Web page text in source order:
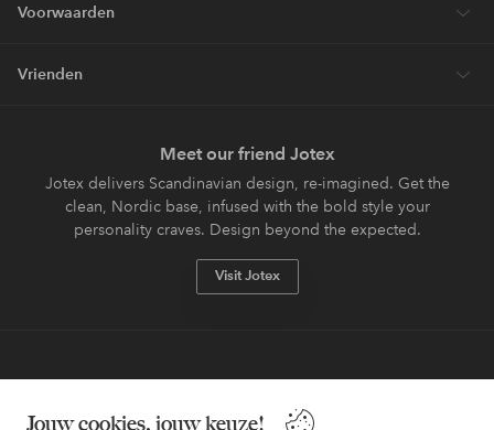
Jouw cookies, jouw keuze!
Voorwaarden
Vrienden
Meet our friend Jotex
Jotex delivers Scandinavian design, re-imagined. Get the
clean, Nordic base, infused with the bold style your
personality craves. Design beyond the expected.
Visit Jotex
Wil je meer weten over
onze betaalopties